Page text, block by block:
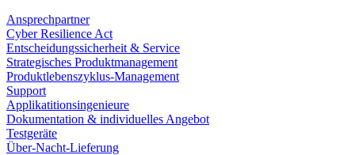
Ansprechpartner
Cyber Resilience Act
Entscheidungssicherheit & Service
Strategisches Produktmanagement
Produktlebenszyklus-Management
Support
Applikatitionsingenieure
Dokumentation & individuelles Angebot
Testgeräte
Über-Nacht-Lieferung